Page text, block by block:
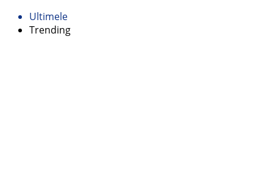
Ultimele
Trending